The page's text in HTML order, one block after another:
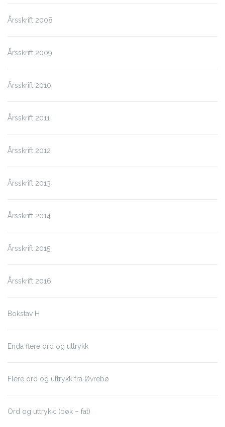
Årsskrift 2008
Årsskrift 2009
Årsskrift 2010
Årsskrift 2011
Årsskrift 2012
Årsskrift 2013
Årsskrift 2014
Årsskrift 2015
Årsskrift 2016
Bokstav H
Enda flere ord og uttrykk
Flere ord og uttrykk fra Øvrebø
Ord og uttrykk: (bøk – fat)